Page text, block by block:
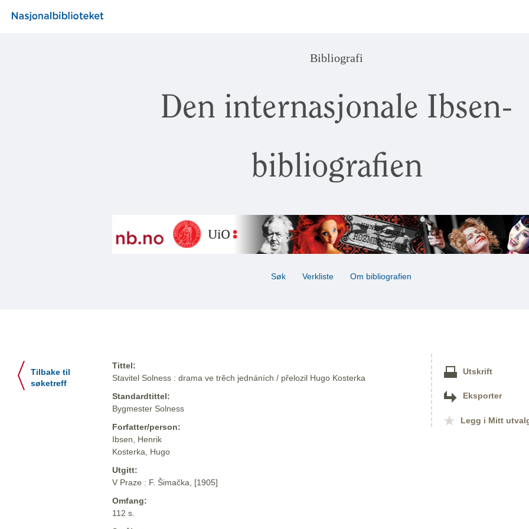
Bibliografi
Den internasjonale Ibsen-
bibliografien
Søk Verkliste Om bibliografien
Tilbake til
søketreff
Tittel:
Stavitel Solness : drama ve trěch jednáních / přelozil Hugo Kosterka
Standardtittel:
Bygmester Solness
Forfatter/person:
Ibsen, Henrik
Kosterka, Hugo
Utgitt:
V Praze : F. Šimačka, [1905]
Omfang:
112 s.
Utskrift
Eksporter
Legg i Mitt